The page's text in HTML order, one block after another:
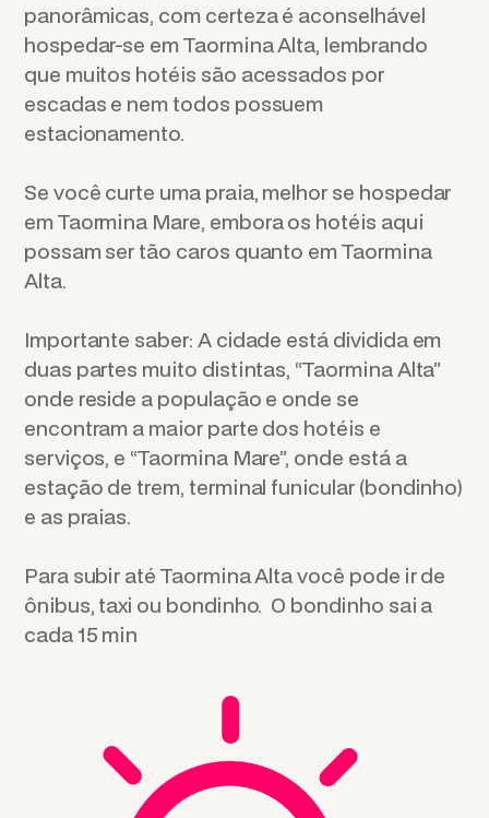
panorâmicas, com certeza é aconselhável
hospedar-se em Taormina Alta, lembrando
que muitos hotéis são acessados ​​por
escadas e nem todos possuem
estacionamento.
Se você curte uma praia, melhor se hospedar
em Taormina Mare, embora os hotéis aqui
possam ser tão caros quanto em Taormina
Alta.
Importante saber: A cidade está dividida em
duas partes muito distintas, “Taormina Alta”
onde reside a população e onde se
encontram a maior parte dos hotéis e
serviços, e “Taormina Mare”, onde está a
estação de trem, terminal funicular (bondinho)
e as praias.
Para subir até Taormina Alta você pode ir de
ônibus, taxi ou bondinho. O bondinho sai a
cada 15 min